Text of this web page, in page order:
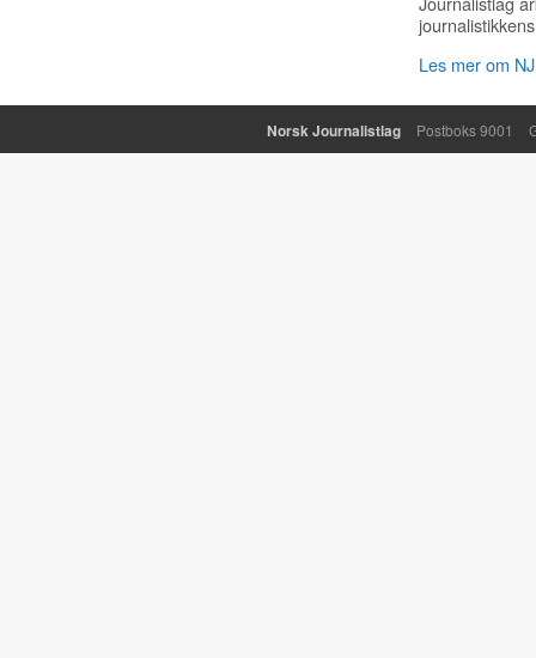
Les mer om
Norsk Journalistlag Postboks 9001